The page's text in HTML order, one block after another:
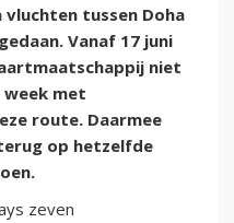
tussen Doha
Vanaf 17 juni
niet
met
route. Daarmee
op hetzelfde
zeven